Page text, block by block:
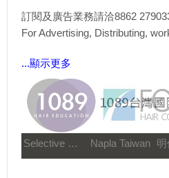
訂閱及廣告業務請洽8862
For Advertising, Distributing,
...顯示更多
Selective 雪樂媞 Napla Taiwan